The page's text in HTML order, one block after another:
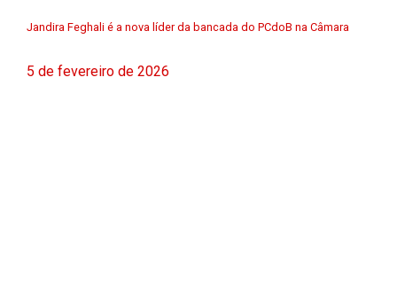
Jandira Feghali é a nova líder da bancada do PCdoB na Câmara
5 de fevereiro de 2026